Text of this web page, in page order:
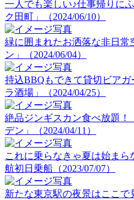
一人でも楽しい♪仕事帰りに
ク田町」（2024/06/10）
緑に囲まれたお洒落な非日
ン」（2024/06/04）
持込BBQもできて貸切ビア
ラ酒場」（2024/04/25）
絶品ジンギスカン食べ放題！
デン」（2024/04/11）
これに乗らなきゃ夏は始まら
航初日乗船（2023/07/07）
新たな東京駅の夜景はここ